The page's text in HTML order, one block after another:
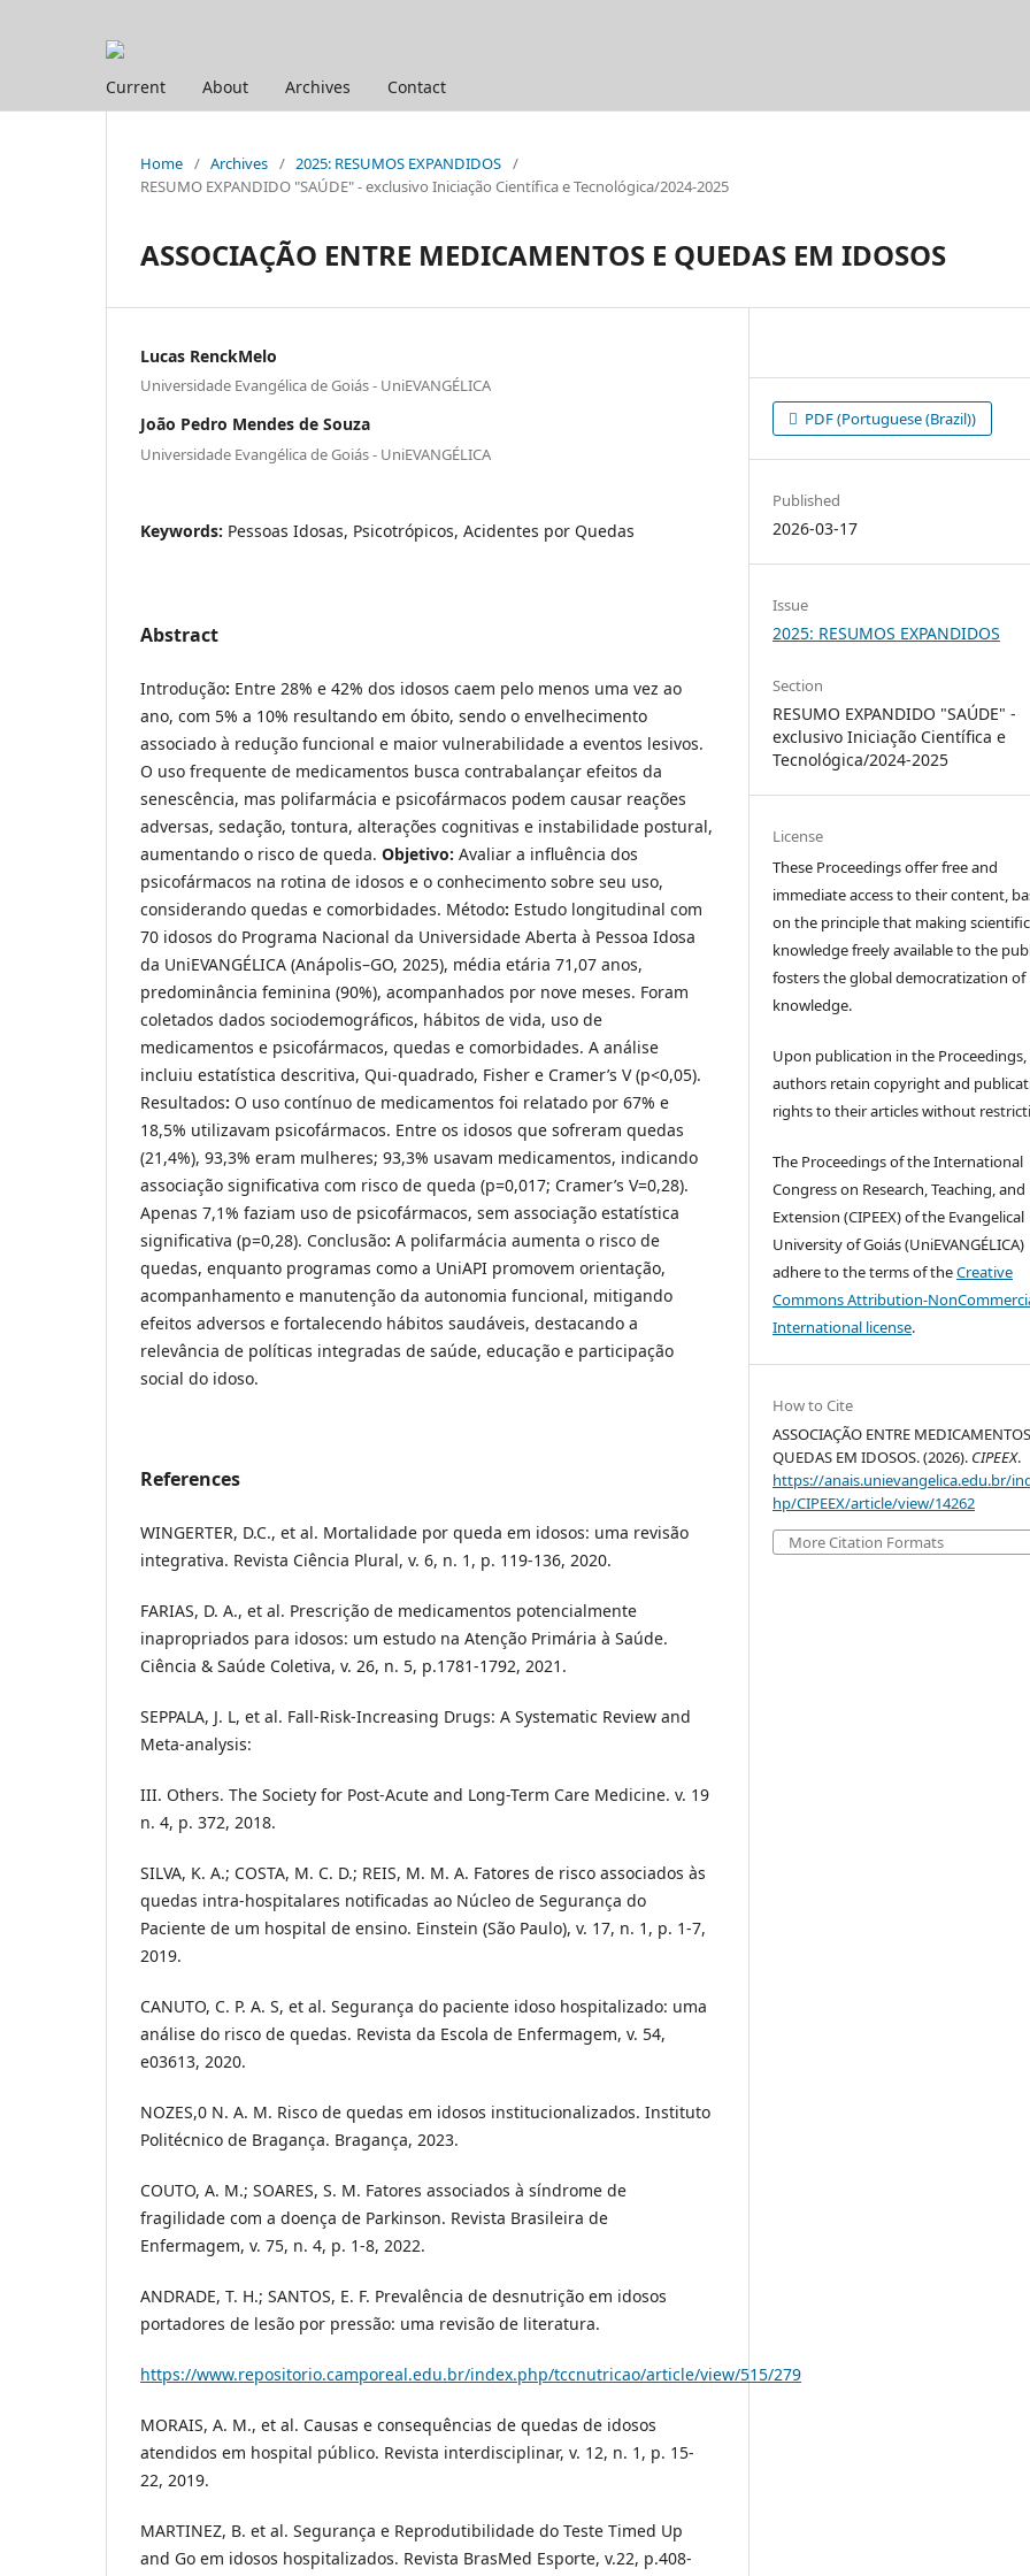
Current About Archives Contact
Home / Archives / 2025: RESUMOS EXPANDIDOS /
RESUMO EXPANDIDO "SAÚDE" - exclusivo Iniciação Científica e Tecnológica/2024-2025
ASSOCIAÇÃO ENTRE MEDICAMENTOS E QUEDAS EM IDOSOS
Lucas RenckMelo
Universidade Evangélica de Goiás - UniEVANGÉLICA
João Pedro Mendes de Souza
Universidade Evangélica de Goiás - UniEVANGÉLICA
Keywords: Pessoas Idosas, Psicotrópicos, Acidentes por Quedas
Abstract
Introdução: Entre 28% e 42% dos idosos caem pelo menos uma vez ao
ano, com 5% a 10% resultando em óbito, sendo o envelhecimento
associado à redução funcional e maior vulnerabilidade a eventos lesivos.
O uso frequente de medicamentos busca contrabalançar efeitos da
senescência, mas polifarmácia e psicofármacos podem causar reações
adversas, sedação, tontura, alterações cognitivas e instabilidade postural,
aumentando o risco de queda. Objetivo: Avaliar a influência dos
psicofármacos na rotina de idosos e o conhecimento sobre seu uso,
considerando quedas e comorbidades. Método: Estudo longitudinal com
70 idosos do Programa Nacional da Universidade Aberta à Pessoa Idosa
da UniEVANGÉLICA (Anápolis–GO, 2025), média etária 71,07 anos,
predominância feminina (90%), acompanhados por nove meses. Foram
coletados dados sociodemográficos, hábitos de vida, uso de
medicamentos e psicofármacos, quedas e comorbidades. A análise
incluiu estatística descritiva, Qui-quadrado, Fisher e Cramer’s V (p<0,05).
Resultados: O uso contínuo de medicamentos foi relatado por 67% e
18,5% utilizavam psicofármacos. Entre os idosos que sofreram quedas
(21,4%), 93,3% eram mulheres; 93,3% usavam medicamentos, indicando
associação significativa com risco de queda (p=0,017; Cramer’s V=0,28).
Apenas 7,1% faziam uso de psicofármacos, sem associação estatística
significativa (p=0,28). Conclusão: A polifarmácia aumenta o risco de
quedas, enquanto programas como a UniAPI promovem orientação,
acompanhamento e manutenção da autonomia funcional, mitigando
efeitos adversos e fortalecendo hábitos saudáveis, destacando a
relevância de políticas integradas de saúde, educação e participação
social do idoso.
References
WINGERTER, D.C., et al. Mortalidade por queda em idosos: uma revisão
integrativa. Revista Ciência Plural, v. 6, n. 1, p. 119-136, 2020.
FARIAS, D. A., et al. Prescrição de medicamentos potencialmente
inapropriados para idosos: um estudo na Atenção Primária à Saúde.
Ciência & Saúde Coletiva, v. 26, n. 5, p.1781-1792, 2021.
SEPPALA, J. L, et al. Fall-Risk-Increasing Drugs: A Systematic Review and
Meta-analysis:
III. Others. The Society for Post-Acute and Long-Term Care Medicine. v. 19
n. 4, p. 372, 2018.
SILVA, K. A.; COSTA, M. C. D.; REIS, M. M. A. Fatores de risco associados às
quedas intra-hospitalares notificadas ao Núcleo de Segurança do
Paciente de um hospital de ensino. Einstein (São Paulo), v. 17, n. 1, p. 1-7,
2019.
CANUTO, C. P. A. S, et al. Segurança do paciente idoso hospitalizado: uma
análise do risco de quedas. Revista da Escola de Enfermagem, v. 54,
e03613, 2020.
NOZES,0 N. A. M. Risco de quedas em idosos institucionalizados. Instituto
Politécnico de Bragança. Bragança, 2023.
COUTO, A. M.; SOARES, S. M. Fatores associados à síndrome de
fragilidade com a doença de Parkinson. Revista Brasileira de
Enfermagem, v. 75, n. 4, p. 1-8, 2022.
ANDRADE, T. H.; SANTOS, E. F. Prevalência de desnutrição em idosos
portadores de lesão por pressão: uma revisão de literatura.
https://www.repositorio.camporeal.edu.br/index.php/tccnutricao/article/view/515/279
MORAIS, A. M., et al. Causas e consequências de quedas de idosos
atendidos em hospital público. Revista interdisciplinar, v. 12, n. 1, p. 15-
22, 2019.
MARTINEZ, B. et al. Segurança e Reprodutibilidade do Teste Timed Up
and Go em idosos hospitalizados. Revista BrasMed Esporte, v.22, p.408-
PDF (Portuguese (Brazil))
Published
2026-03-17
Issue
2025: RESUMOS EXPANDIDOS
Section
RESUMO EXPANDIDO "SAÚDE" -
exclusivo Iniciação Científica e
Tecnológica/2024-2025
License
These Proceedings offer free and
immediate access to their content,
on the principle that making scientific
knowledge freely available to the
fosters the global democratization of
knowledge.
Upon publication in the Proceedings,
authors retain copyright and
rights to their articles without
The Proceedings of the International
Congress on Research, Teaching, and
Extension (CIPEEX) of the Evangelical
University of Goiás (UniEVANGÉLICA)
adhere to the terms of theCreative
Commons Attribution-
International license.
How to Cite
ASSOCIAÇÃO ENTRE
QUEDAS EM IDOSOS. (2026). CIPEEX.
https://anais.unievangelica.edu.br/
hp/CIPEEX/article/view/14262
More Citation Formats